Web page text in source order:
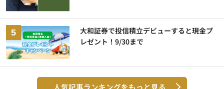
大和証券で投信積立デビューすると現金プ
レゼント！9/30まで